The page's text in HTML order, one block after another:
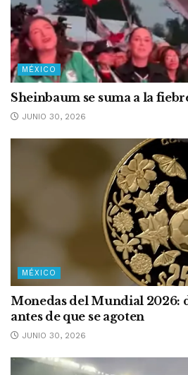
MÉXICO
Sheinbaum se suma a la
JUNIO 30, 2026
MÉXICO
Monedas del Mundial 2026:
antes de que se agoten
JUNIO 30, 2026